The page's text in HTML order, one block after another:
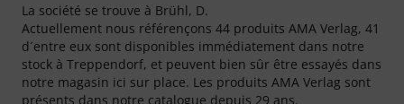
La société se trouve à Brühl, D.
Actuellement nous référençons 44 produits AMA Verlag, 41
d´entre eux sont disponibles immédiatement dans notre
stock à Treppendorf, et peuvent bien sûr être essayés dans
notre magasin ici sur place. Les produits AMA Verlag sont
présents dans notre catalogue depuis 29 ans.